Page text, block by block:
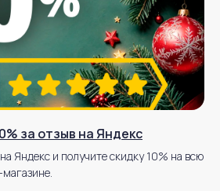
за отзыв на Яндекс
Яндекс и получите скидку 10% на всю